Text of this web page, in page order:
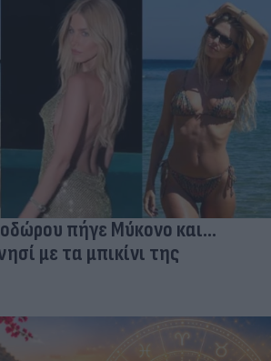
πήγε Μύκονο και...
με τα μπικίνι της